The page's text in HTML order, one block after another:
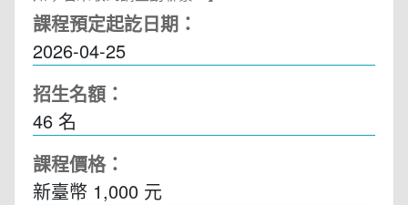
課程預定起訖日期：
2026-04-25
招生名額：
46 名
課程價格：
新臺幣 1,000 元